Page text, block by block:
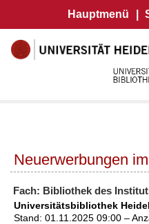
Hauptmenü
Neuerwerbungen
Fach: Bibliothek des
Universitätsbibliothek
Stand: 01.11.2025 09:00 –